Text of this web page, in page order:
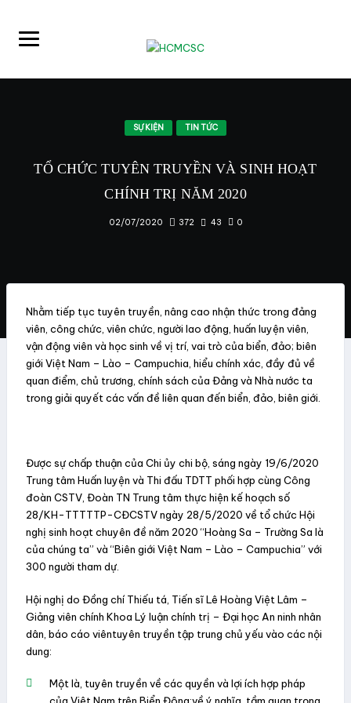
SỰ KIỆN TIN TỨC
TỔ CHỨC TUYÊN TRUYỀN VÀ SINH HOẠT
CHÍNH TRỊ NĂM2020
02/07/2020 372 43 0
Nhằm tiếp tục tuyên truyền, nâng cao nhận thức trong đảng
viên, công chức, viên chức, người lao động, huấn luyện viên,
vận động viên và học sinh về vị trí, vai trò của biển, đảo; biên
giới Việt Nam – Lào – Campuchia, hiểu chính xác, đầy đủ về
quan điểm, chủ trương, chính sách của Đảng và Nhà nước ta
trong giải quyết các vấn đề liên quan đến biển, đảo, biên giới.
Được sự chấp thuận của Chi ủy chi bộ, sáng ngày 19/6/2020
Trung tâm Huấn luyện và Thi đấu TDTT phối hợp cùng Công
đoàn CSTV, Đoàn TN Trung tâm thực hiện kế hoạch số
28/KH-TTTTTP-CĐCSTV ngày 28/5/2020 về tổ chức Hội
nghị sinh hoạt chuyên đề năm 2020“Hoàng Sa – Trường Sa là
của chúng ta” và “Biên giới Việt Nam – Lào – Campuchia” với
300 người tham dự.
Hội nghị do Đồng chí Thiếu tá, Tiến sĩ Lê Hoàng Việt Lâm –
Giảng viên chính Khoa Lý luận chính trị – Đại học An ninh nhân
dân, báo cáo viêntuyên truyền tập trung chủ yếu vào các nội
dung:
Một là, tuyên truyền về các quyền và lợi ích hợp pháp